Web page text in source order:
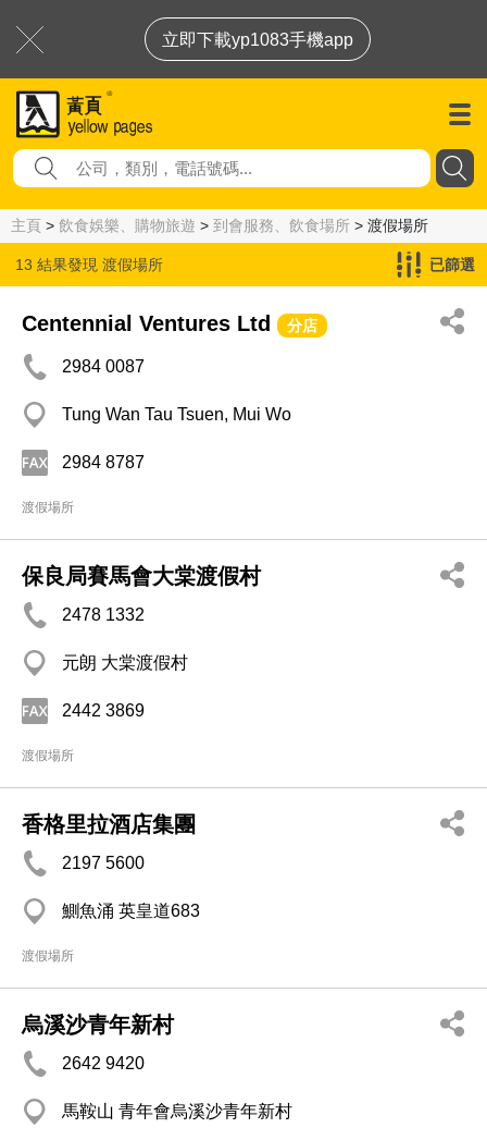
立即下載yp1083手機app
主頁 > 飲食娛樂、購物旅遊 > 到會服務、飲食場所 > 渡假場所
13 結果發現 渡假場所 已篩選
Centennial Ventures Ltd 分店
2984 0087
Tung Wan Tau Tsuen, Mui Wo
2984 8787
渡假場所
保良局賽馬會大棠渡假村
2478 1332
元朗 大棠渡假村
2442 3869
渡假場所
香格里拉酒店集團
2197 5600
鰂魚涌 英皇道683
渡假場所
烏溪沙青年新村
2642 9420
馬鞍山 青年會烏溪沙青年新村